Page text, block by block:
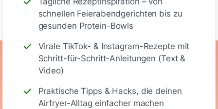
schnellen Feierabendgerichten bis zu
gesunden Protein-Bowls
Virale TikTok- & Instagram-Rezepte mit
Schritt-für-Schritt-Anleitungen (Text &
Video)
Praktische Tipps & Hacks, die deinen
Airfryer-Alltag einfacher machen
Schreiben
Ernährungswerte